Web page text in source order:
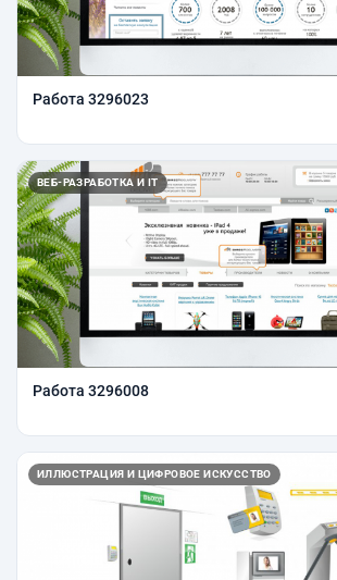
Работа 3296023
ВЕБ-РАЗРАБОТКА И IT
Работа 3296008
ИЛЛЮСТРАЦИЯ И ЦИФРОВОЕ ИСКУССТВО